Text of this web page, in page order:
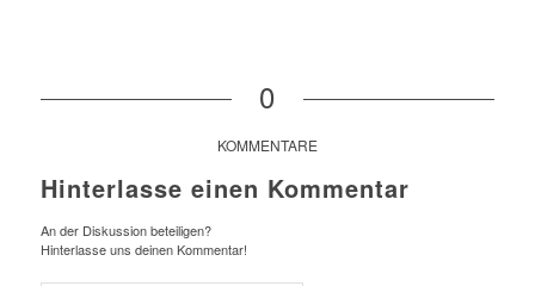
0
KOMMENTARE
Hinterlasse einen Kommentar
An der Diskussion beteiligen?
Hinterlasse uns deinen Kommentar!